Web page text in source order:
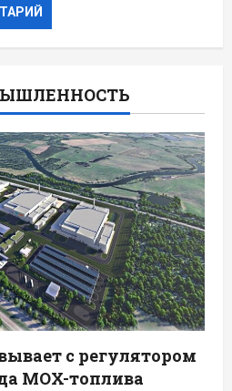
с регулятором
MOX-топлива